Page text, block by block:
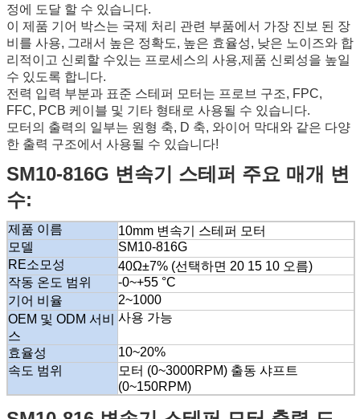
정에 도달 할 수 있습니다.
이 제품 기어 박스는 국제 처리 관련 부품에서 가장 진보 된 장
비를 사용, 그래서 높은 정확도, 높은 효율성, 낮은 노이즈와 합
리적이고 신뢰할 수있는 프로세스의 사용,제품 신뢰성을 높일
수 있도록 합니다.
전력 입력 부분과 표준 스테퍼 모터는 프로브 구조, FPC,
FFC, PCB 케이블 및 기타 형태로 사용될 수 있습니다.
모터의 출력의 일부는 원형 축, D 축, 와이어 막대와 같은 다양
한 출력 구조에서 사용될 수 있습니다!
SM10-816G 변속기 스테퍼 주요 매개 변
수:
제품 이름
10mm 변속기 스테퍼 모터
모델
SM10-816G
RE소모성
40Ω±7% (선택하면 20 15 10 오름)
작동 온도 범위
-0~+55 °C
기어 비율
2~1000
OEM 및 ODM 서비
스
사용 가능
효율성
10~20%
속도 범위
모터 (0~3000RPM) 출동 샤프트
(0~150RPM)